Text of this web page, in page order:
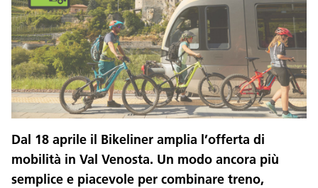
Dal 18 aprile il Bikeliner amplia l’offerta di
mobilità in Val Venosta. Un modo ancora più
semplice e piacevole per combinare treno,